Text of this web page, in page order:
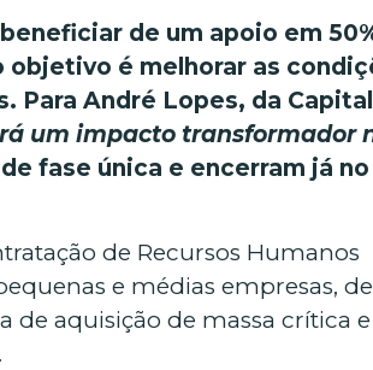
de um apoio em
objetivo é melhorar as
Para André Lopes, da
um impacto transformador
fase única e encerram já no
de Recursos Humanos
e médias empresas, de
aquisição de massa crítica